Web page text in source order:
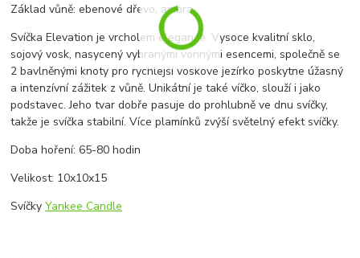
Základ vůně: ebenové dřevo, ambra.
Svíčka Elevation je vrcholem elegance. Vysoce kvalitní sklo,
sojový vosk, nasycený vybranými vonnými esencemi, společně se
2 bavlněnými knoty pro rychlejší voskové jezírko poskytne úžasný
a intenzívní zážitek z vůně. Unikátní je také víčko, slouží i jako
podstavec. Jeho tvar dobře pasuje do prohlubně ve dnu svíčky,
takže je svíčka stabilní. Více plamínků zvýší světelný efekt svíčky.
Doba hoření: 65-80 hodin
Velikost: 10x10x15
SvíčkyYankee Candle